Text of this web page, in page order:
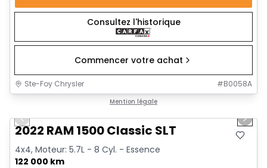
Consultez l'historique
Commencer votre achat
Ste-Foy Chrysler #B0058A
Mention légale
Previous slide Next
2022 RAM 1500 Classic SLT
4x4, Moteur: 5.7L - 8 Cyl. - Essence
122 000 km